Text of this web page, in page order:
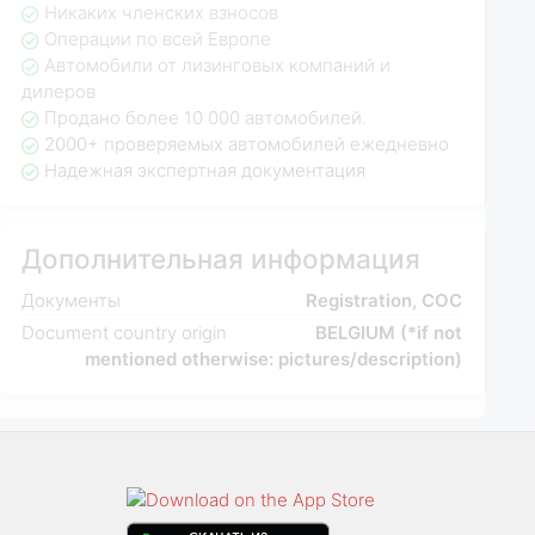
Никаких членских взносов
Операции по всей Европе
Автомобили от лизинговых компаний и
дилеров
Продано более 10 000 автомобилей.
2000+ проверяемых автомобилей ежедневно
Надежная экспертная документация
Дополнительная информация
Документы
Registration, COC
Document country origin
BELGIUM (*if not
mentioned otherwise: pictures/description)